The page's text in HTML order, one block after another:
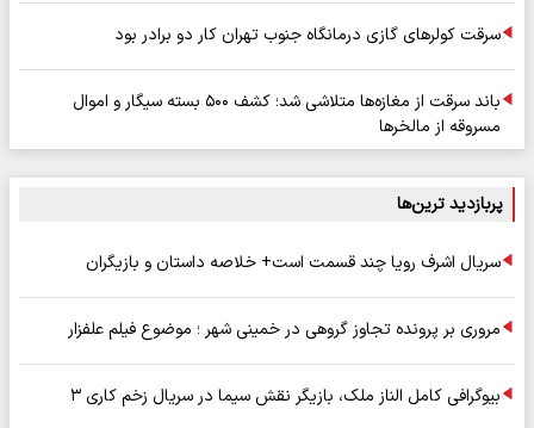
سرقت کولرهای گازی درمانگاه جنوب تهران کار دو برادر بود
باند سرقت از مغازه‌ها متلاشی شد؛ کشف ۵۰۰ بسته سیگار و اموال
مسروقه از مالخرها
پربازدید ترین‌ها
سریال اشرف رویا چند قسمت است+ خلاصه داستان و بازیگران
مروری بر پرونده تجاوز گروهی در خمینی شهر ؛ موضوع فیلم علفزار
بیوگرافی کامل الناز ملک، بازیگر نقش سیما در سریال زخم کاری ۳